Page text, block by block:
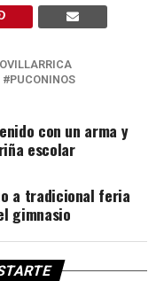
PUCONINOS
con un arma y
escolar
a tradicional feria
gimnasio